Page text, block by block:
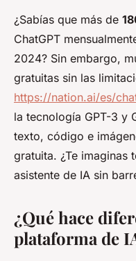
¿Sabías que más de
ChatGPT
2024? Sin embargo,
gratuitas sin las
https://nation.ai/es/
la tecnología GPT-3 y
texto, código e
gratuita. ¿Te imaginas
asistente de IA sin
¿Qué hace
plataforma de